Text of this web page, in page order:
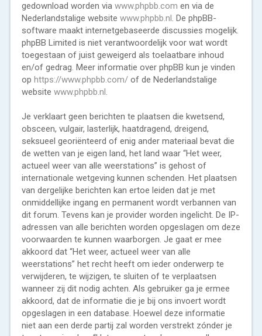
gedownload worden via www.phpbb.com en via de
Nederlandstalige website www.phpbb.nl. De phpBB-
software maakt internetgebaseerde discussies mogelijk.
phpBB Limited is niet verantwoordelijk voor wat wordt
toegestaan of juist geweigerd als toelaatbare inhoud
en/of gedrag. Meer informatie over phpBB kun je vinden
op https://www.phpbb.com/ of de Nederlandstalige
website www.phpbb.nl.
Je verklaart geen berichten te plaatsen die kwetsend,
obsceen, vulgair, lasterlijk, haatdragend, dreigend,
seksueel georiënteerd of enig ander materiaal bevat die
de wetten van je eigen land, het land waar “Het weer,
actueel weer van alle weerstations” is gehost of
internationale wetgeving kunnen schenden. Het plaatsen
van dergelijke berichten kan ertoe leiden dat je met
onmiddellijke ingang en permanent wordt verbannen van
dit forum. Tevens kan je provider worden ingelicht. De IP-
adressen van alle berichten worden opgeslagen om deze
voorwaarden te kunnen waarborgen. Je gaat er mee
akkoord dat “Het weer, actueel weer van alle
weerstations” het recht heeft om ieder onderwerp te
verwijderen, te wijzigen, te sluiten of te verplaatsen
wanneer zij dit nodig achten. Als gebruiker ga je ermee
akkoord, dat de informatie die je bij ons invoert wordt
opgeslagen in een database. Hoewel deze informatie
niet aan een derde partij zal worden verstrekt zónder je